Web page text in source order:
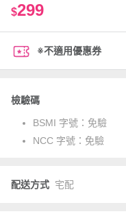
$299
※不適用優惠券
檢驗碼
BSMI 字號： 免驗
NCC 字號： 免驗
配送方式 宅配